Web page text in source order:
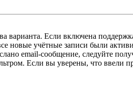
Если включена
новые учётные записи были
email-сообщение, следуйте
Если вы уверены, что ввели